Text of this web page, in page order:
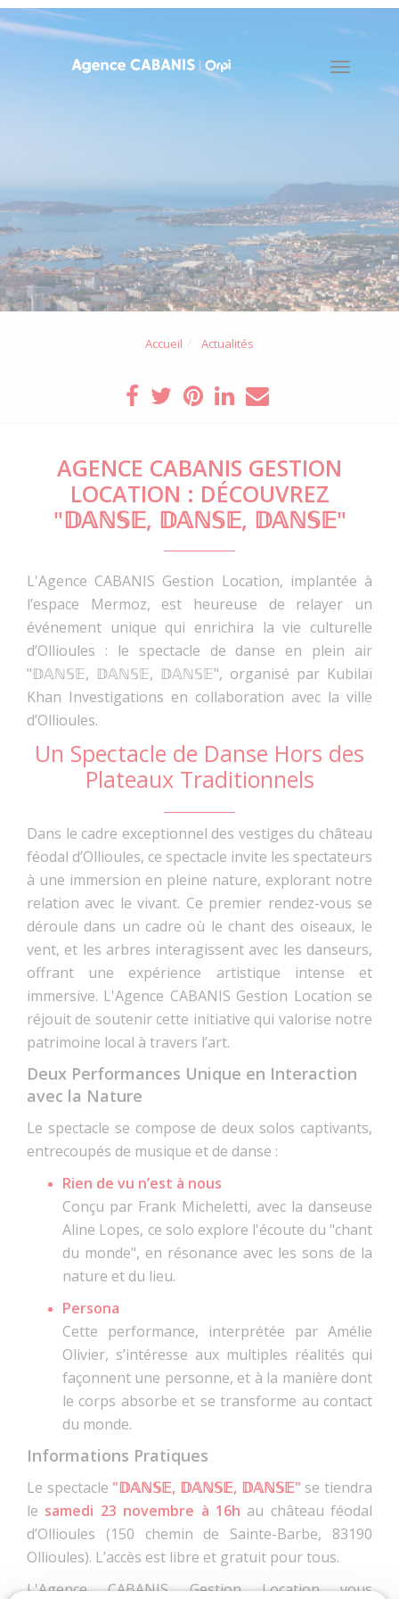
Toggle
Accueil Actualités
AGENCE CABANIS GESTION
LOCATION : DÉCOUVREZ
"𝔻𝔸ℕ𝕊𝔼, 𝔻𝔸ℕ𝕊𝔼, 𝔻𝔸ℕ𝕊𝔼"
L'Agence CABANIS Gestion Location, implantée à
l’espace Mermoz, est heureuse de relayer un
événement unique qui enrichira la vie culturelle
d’Ollioules : le spectacle de danse en plein air
"𝔻𝔸ℕ𝕊𝔼, 𝔻𝔸ℕ𝕊𝔼, 𝔻𝔸ℕ𝕊𝔼", organisé par Kubilaï
Khan Investigations en collaboration avec la ville
d’Ollioules.
Un Spectacle de Danse Hors des
Plateaux Traditionnels
Dans le cadre exceptionnel des vestiges du château
féodal d’Ollioules, ce spectacle invite les spectateurs
à une immersion en pleine nature, explorant notre
relation avec le vivant. Ce premier rendez-vous se
déroule dans un cadre où le chant des oiseaux, le
vent, et les arbres interagissent avec les danseurs,
offrant une expérience artistique intense et
immersive. L'Agence CABANIS Gestion Location se
réjouit de soutenir cette initiative qui valorise notre
patrimoine local à travers l’art.
Deux Performances Unique en Interaction
avec la Nature
Le spectacle se compose de deux solos captivants,
entrecoupés de musique et de danse :
Rien de vu n’est à nous
Conçu par Frank Micheletti, avec la danseuse
Aline Lopes, ce solo explore l'écoute du "chant
du monde", en résonance avec les sons de la
nature et du lieu.
Persona
Cette performance, interprétée par Amélie
Olivier, s’intéresse aux multiples réalités qui
façonnent une personne, et à la manière dont
le corps absorbe et se transforme au contact
du monde.
Informations Pratiques
Le spectacle "𝔻𝔸ℕ𝕊𝔼, 𝔻𝔸ℕ𝕊𝔼, 𝔻𝔸ℕ𝕊𝔼" se tiendra
le samedi 23 novembre à 16h au château féodal
d’Ollioules (150 chemin de Sainte-Barbe, 83190
Ollioules). L’accès est libre et gratuit pour tous.
L'Agence CABANIS Gestion Location vous